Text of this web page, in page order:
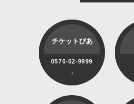
チケットぴあ
0570-02-9999